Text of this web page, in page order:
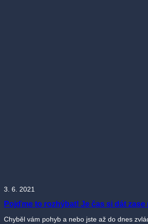
3. 6. 2021
Pojďme to rozhýbat! Je čas si dát zase
Chyběl vám pohyb a nebo jste až do dnes